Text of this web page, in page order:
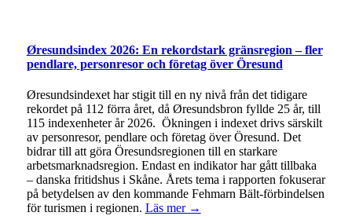
Øresundsindex 2026: En rekordstark gränsregion – fler
pendlare, personresor och företag över Öresund
Øresundsindexet har stigit till en ny nivå från det tidigare
rekordet på 112 förra året, då Øresundsbron fyllde 25 år, till
115 indexenheter år 2026. Ökningen i indexet drivs särskilt
av personresor, pendlare och företag över Öresund. Det
bidrar till att göra Öresundsregionen till en starkare
arbetsmarknadsregion. Endast en indikator har gått tillbaka
– danska fritidshus i Skåne. Årets tema i rapporten fokuserar
på betydelsen av den kommande Fehmarn Bält-förbindelsen
för turismen i regionen. Läs mer →